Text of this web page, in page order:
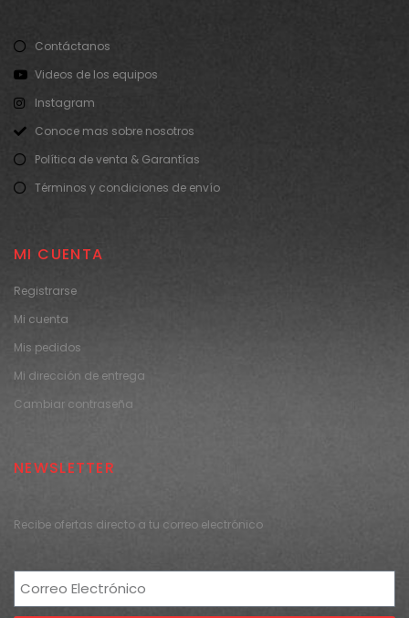
Contáctanos
Videos de los equipos
Instagram
Conoce mas sobre nosotros
Política de venta & Garantías
Términos y condiciones de envío
MI CUENTA
Registrarse
Mi cuenta
Mis pedidos
Mi dirección de entrega
Cambiar contraseña
NEWSLETTER
Recibe ofertas directo a tu correo electrónico